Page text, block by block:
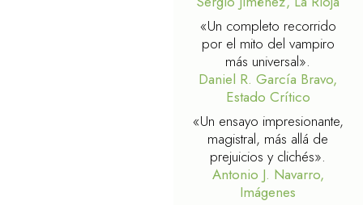
«Un completo recorrido
por el mito del vampiro
más universal».
Daniel R. García Bravo,
Estado Crítico
«Un ensayo impresionante,
magistral, más allá de
prejuicios y clichés».
Antonio J. Navarro,
Imágenes